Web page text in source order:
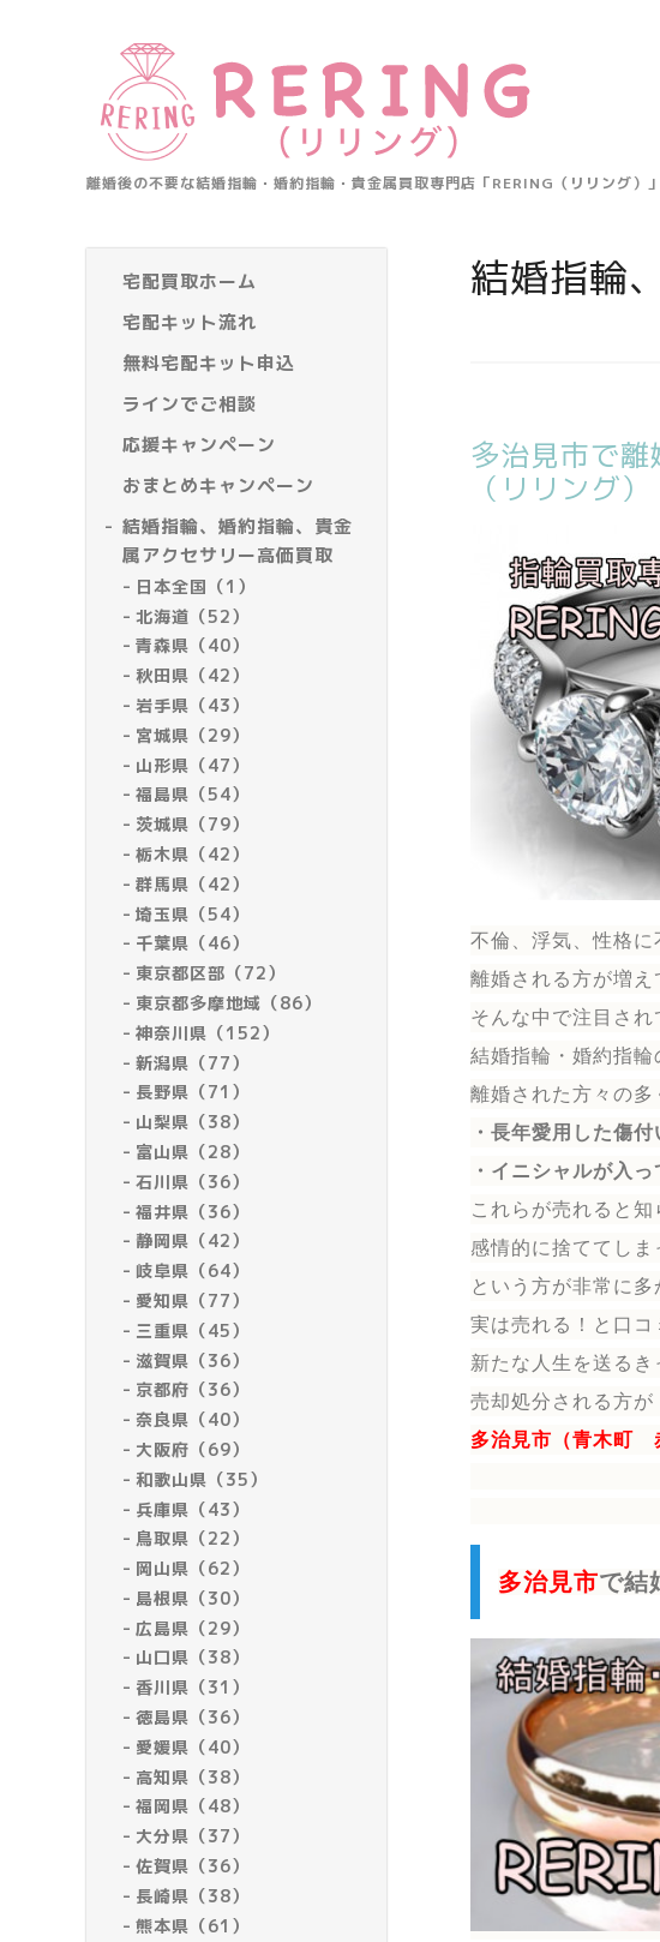
離婚後の不要な結婚指輪・婚約指輪・貴金属買取専門店「RERING（リリング）
宅配買取ホーム
宅配キット流れ
無料宅配キット申込
ラインでご相談
応援キャンペーン
おまとめキャンペーン
結婚指輪、婚約指輪、貴金
属アクセサリー高価買取
日本全国（1）
北海道（52）
青森県（40）
秋田県（42）
岩手県（43）
宮城県（29）
山形県（47）
福島県（54）
茨城県（79）
栃木県（42）
群馬県（42）
埼玉県（54）
千葉県（46）
東京都区部（72）
東京都多摩地域（86）
神奈川県（152）
新潟県（77）
長野県（71）
山梨県（38）
富山県（28）
石川県（36）
福井県（36）
静岡県（42）
岐阜県（64）
愛知県（77）
三重県（45）
滋賀県（36）
京都府（36）
奈良県（40）
大阪府（69）
和歌山県（35）
兵庫県（43）
鳥取県（22）
岡山県（62）
島根県（30）
広島県（29）
山口県（38）
香川県（31）
徳島県（36）
愛媛県（40）
高知県（38）
福岡県（48）
大分県（37）
佐賀県（36）
長崎県（38）
熊本県（61）
結婚指輪
多治見市で
（リリング）
不倫、浮気、性格に
離婚される方が増え
そんな中で注目され
結婚指輪 ・婚約指輪
離婚された方々の多
・長年愛用した傷
・イニシャルが入
これらが売れると知
感情的に捨ててしま
という方が非常に
実は売れる！と口コ
新たな人生を送る き
売却処分される方が
多治見市（青木町
多治見市で結